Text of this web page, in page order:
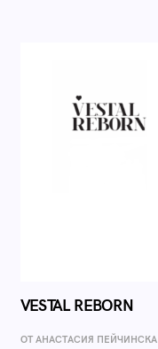
VESTAL REBORN
ОТ AНАСТАСИЯ ПЕЙЧИНСКА